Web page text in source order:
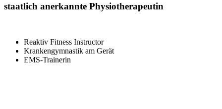
staatlich anerkannte Physiotherapeutin
Reaktiv Fitness Instructor
Krankengymnastik am Gerät
EMS-Trainerin